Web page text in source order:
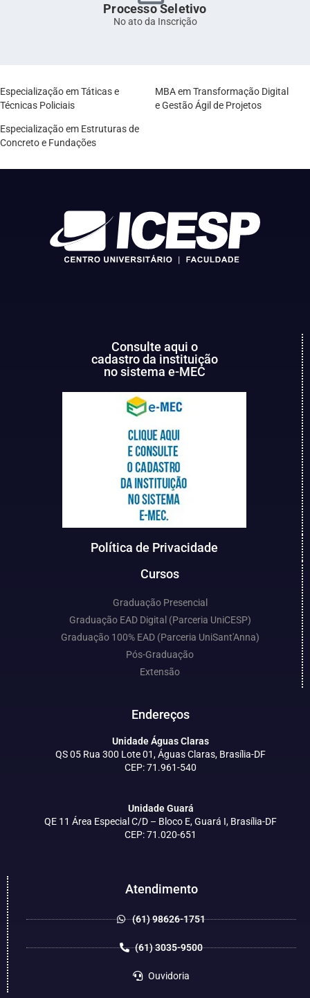
Processo Seletivo
No ato da Inscrição
Especialização em Táticas e
Técnicas Policiais
MBA em Transformação Digital
e Gestão Ágil de Projetos
Especialização em Estruturas de
Concreto e Fundações
Consulte aqui o
cadastro da instituição
no sistema e-MEC
Política de Privacidade
Cursos
Graduação Presencial
Graduação EAD Digital (Parceria UniCESP)
Graduação 100% EAD (Parceria UniSant'Anna)
Pós-Graduação
Extensão
Endereços
Unidade Águas Claras
QS 05 Rua 300 Lote 01, Águas Claras, Brasília-DF
CEP: 71.961-540
Unidade Guará
QE 11 Área Especial C/D – Bloco E, Guará I, Brasília-DF
CEP: 71.020-651
Atendimento
(61) 98626-1751
(61) 3035-9500
Ouvidoria